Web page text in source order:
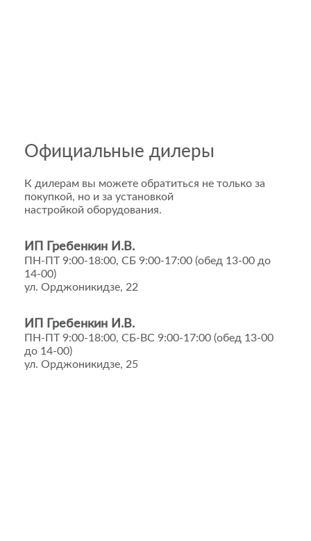
Официальные дилеры
К дилерам вы можете обратиться не только за
покупкой, но и за установкой
настройкой оборудования.
ИП Гребенкин И.В.
ПН-ПТ 9:00-18:00, СБ 9:00-17:00 (обед 13-00 до
14-00)
ул. Орджоникидзе, 22
ИП Гребенкин И.В.
ПН-ПТ 9:00-18:00, СБ-ВС 9:00-17:00 (обед 13-00
до 14-00)
ул. Орджоникидзе, 25